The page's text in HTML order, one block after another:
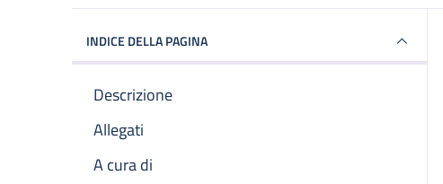
INDICE DELLA PAGINA
Descrizione
Allegati
A cura di